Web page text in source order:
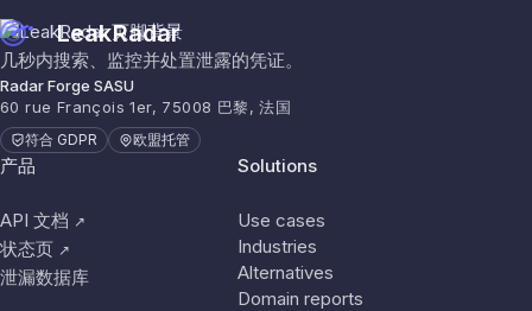
LeakRadar
几秒内搜索、监控并处置泄露的凭证。
Radar Forge SASU
60 rue François 1er, 75008 巴黎, 法国
符合 GDPR 欧盟托管
产品
API 文档 ↗
状态页 ↗
泄漏数据库
Solutions
Use cases
Industries
Alternatives
Domain reports